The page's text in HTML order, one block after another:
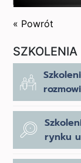
« Powrót
SZKOLENIA
rynku